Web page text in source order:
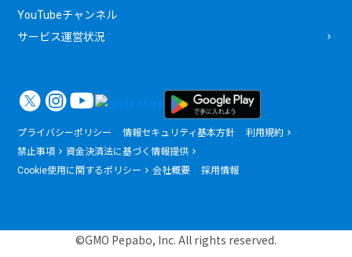
YouTubeチャンネル
サービス運営状況
プライバシーポリシー 情報セキュリティ基本方針
利用規約
禁止事項
資金決済法に基づく情報提供
Cookie使用に関するポリシー
会社概要 採用情報
©GMO Pepabo, Inc. All rights reserved.